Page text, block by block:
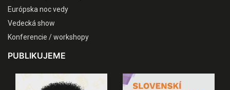
Európska noc vedy
Vedecká show
Konferencie / workshopy
PUBLIKUJEME